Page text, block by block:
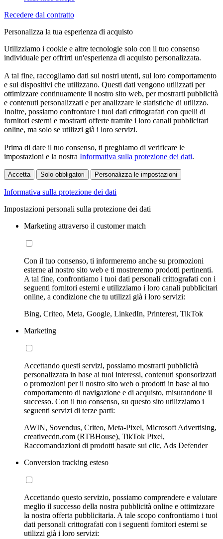
Recedere dal contratto
Personalizza la tua esperienza di acquisto
Utilizziamo i cookie e altre tecnologie solo con il tuo consenso
individuale per offrirti un'esperienza di acquisto personalizzata.
A tal fine, raccogliamo dati sui nostri utenti, sul loro comportamento
e sui dispositivi che utilizzano. Questi dati vengono utilizzati per
ottimizzare continuamente il nostro sito web, per mostrarti pubblicità
e contenuti personalizzati e per analizzare le statistiche di utilizzo.
Inoltre, possiamo confrontare i tuoi dati crittografati con quelli di
fornitori esterni e mostrarti offerte tramite i loro canali pubblicitari
online, ma solo se utilizzi già i loro servizi.
Prima di dare il tuo consenso, ti preghiamo di verificare le
impostazioni e la nostra Informativa sulla protezione dei dati.
Accetta Solo obbligatori Personalizza le impostazioni
Informativa sulla protezione dei dati
Impostazioni personali sulla protezione dei dati
Marketing attraverso il customer match
Con il tuo consenso, ti informeremo anche su promozioni
esterne al nostro sito web e ti mostreremo prodotti pertinenti.
A tal fine, confrontiamo i tuoi dati personali crittografati con i
seguenti fornitori esterni e utilizziamo i loro canali pubblicitari
online, a condizione che tu utilizzi già i loro servizi:
Bing, Criteo, Meta, Google, LinkedIn, Printerest, TikTok
Marketing
Accettando questi servizi, possiamo mostrarti pubblicità
personalizzata in base ai tuoi interessi, contenuti sponsorizzati
o promozioni per il nostro sito web o prodotti in base al tuo
comportamento di navigazione e di acquisto, misurandone il
successo. Con il tuo consenso, su questo sito utilizziamo i
seguenti servizi di terze parti:
AWIN, Sovendus, Criteo, Meta-Pixel, Microsoft Advertising,
creativecdn.com (RTBHouse), TikTok Pixel,
Raccomandazioni di prodotti basate sui clic, Ads Defender
Conversion tracking esteso
Accettando questo servizio, possiamo comprendere e valutare
meglio il successo della nostra pubblicità online e ottimizzare
la nostra offerta pubblicitaria. A tale scopo confrontiamo i tuoi
dati personali crittografati con i seguenti fornitori esterni se
utilizzi già i loro servizi: